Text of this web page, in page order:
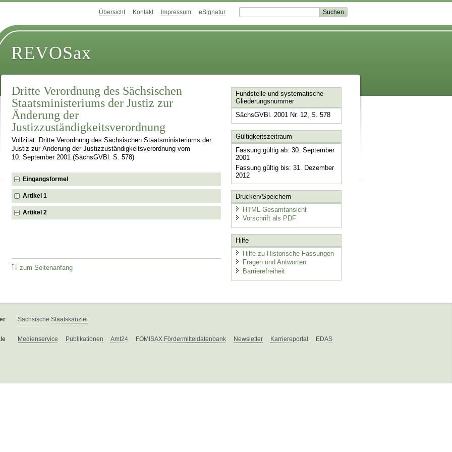
Übersicht Kontakt Impressum eSignatur
REVOSax
Dritte Verordnung des Sächsischen
Staatsministeriums der Justiz zur
Änderung der
Justizzuständigkeitsverordnung
Vollzitat: Dritte Verordnung des Sächsischen Staatsministeriums der
Justiz zur Änderung der Justizzuständigkeitsverordnung vom
10. September 2001 (SächsGVBl. S. 578)
Eingangsformel
Artikel 1
Artikel 2
zum Seitenanfang
Fundstelle und systematische
Gliederungsnummer
SächsGVBl. 2001 Nr. 12, S. 578
Gültigkeitszeitraum
Fassung gültig ab: 30. September
2001
Fassung gültig bis: 31. Dezember
2012
Drucken/Speichern
HTML-Gesamtansicht
Vorschrift als PDF
Hilfe
Hilfe zu Historische Fassungen
Fragen und Antworten
Barrierefreiheit
Sächsische Staatskanzlei
Medienservice Publikationen Amt24 FÖMISAX Fördermitteldatenbank Newsletter Karriereportal EDAS